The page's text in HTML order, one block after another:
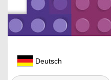
Deutsch